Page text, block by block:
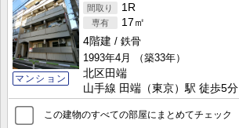
マンション
1R
17㎡
4階建
鉄骨
1993年4月
（築33年）
北区田端
山手線 田端（東京）駅 徒歩5分
この建物のすべての部屋にまとめてチェック